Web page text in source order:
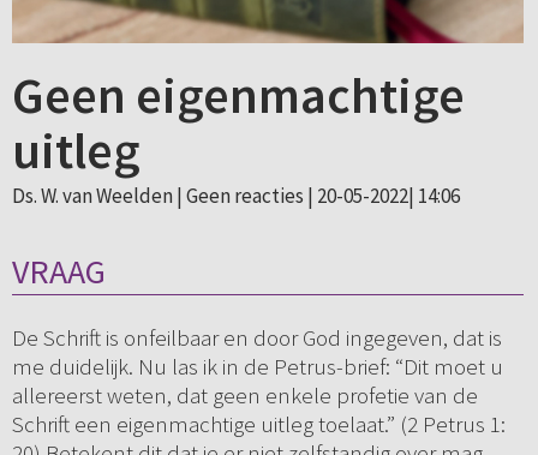
Geen eigenmachtige
uitleg
Ds. W. van Weelden | Geen reacties | 20-05-2022| 14:06
VRAAG
De Schrift is onfeilbaar en door God ingegeven, dat is
me duidelijk. Nu las ik in de Petrus-brief: “Dit moet u
allereerst weten, dat geen enkele profetie van de
Schrift een eigenmachtige uitleg toelaat.” (2 Petrus 1: